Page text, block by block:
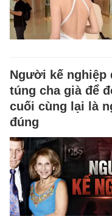
Người kế nghiệp
túng cha già để
cuối cùng lại là
đúng